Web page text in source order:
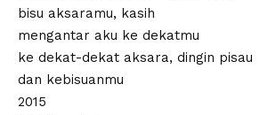
bisu aksaramu, kasih
mengantar aku ke dekatmu
ke dekat-dekat aksara, dingin pisau
dan kebisuanmu
2015